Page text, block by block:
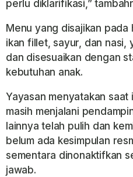
perlu diklarifikasi,”
Menu yang disajikan
ikan fillet, sayur, dan nasi,
dan disesuaikan dengan
kebutuhan anak.
Yayasan menyatakan
masih menjalani
lainnya telah pulih dan
belum ada kesimpulan
sementara dinonaktifkan
jawab.